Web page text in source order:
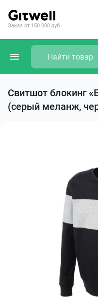
Заказ от 150 000 руб
Свитшот блокинг
(серый меланж,